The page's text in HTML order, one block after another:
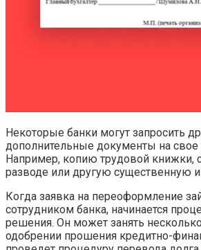
Некоторые банки могут запросить
дополнительные документы на свое
Например, копию трудовой книжки,
разводе или другую существенную
Когда заявка на переоформление
сотрудником банка, начинается
решения. Он может занять
одобрении прошения кредитно-